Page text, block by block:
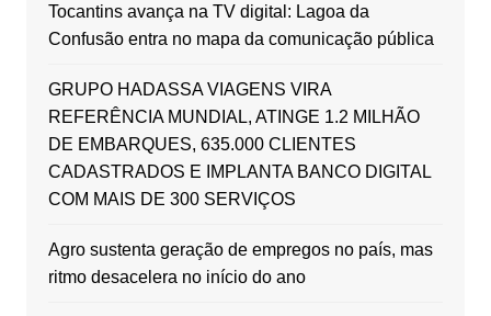
Tocantins avança na TV digital: Lagoa da
Confusão entra no mapa da comunicação pública
GRUPO HADASSA VIAGENS VIRA
REFERÊNCIA MUNDIAL, ATINGE 1.2 MILHÃO
DE EMBARQUES, 635.000 CLIENTES
CADASTRADOS E IMPLANTA BANCO DIGITAL
COM MAIS DE 300 SERVIÇOS
Agro sustenta geração de empregos no país, mas
ritmo desacelera no início do ano